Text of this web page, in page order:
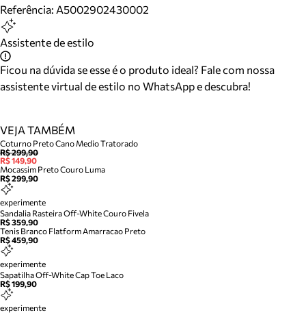
Referência: A5002902430002
Assistente de estilo
Ficou na dúvida se esse é o produto ideal? Fale com nossa
assistente virtual de estilo no WhatsApp e descubra!
VEJA TAMBÉM
Coturno Preto Cano Medio Tratorado
R$ 299,90
R$ 149,90
Mocassim Preto Couro Luma
R$ 299,90
experimente
Sandalia Rasteira Off-White Couro Fivela
R$ 359,90
Tenis Branco Flatform Amarracao Preto
R$ 459,90
experimente
Sapatilha Off-White Cap Toe Laco
R$ 199,90
experimente